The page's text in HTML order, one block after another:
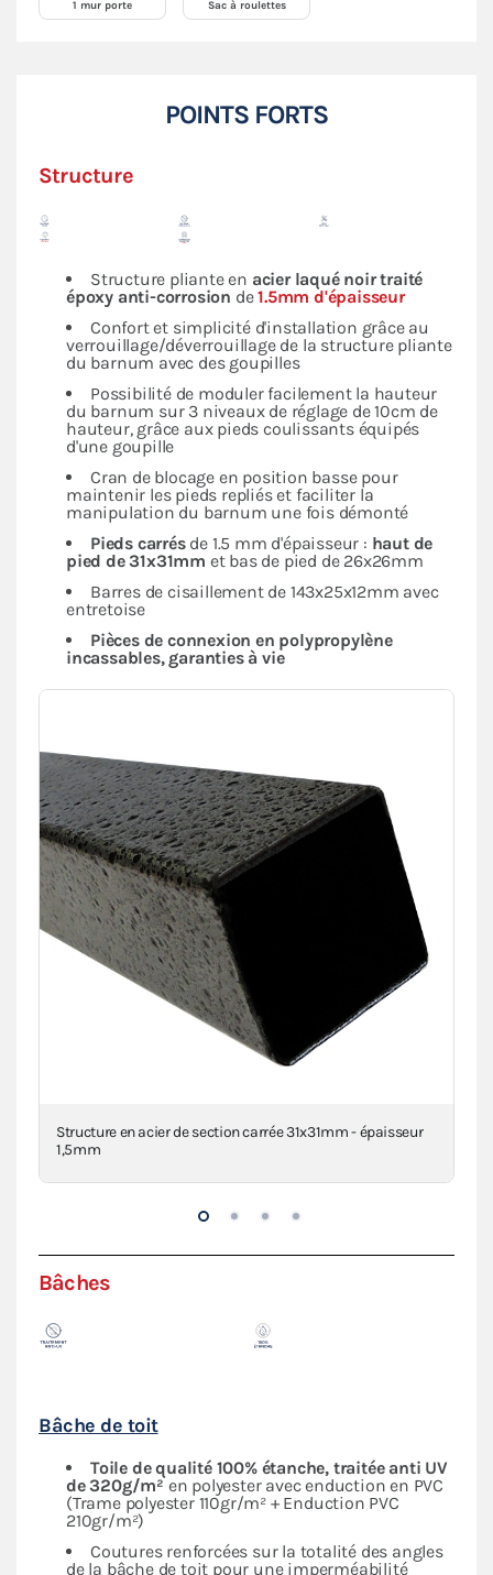
1 mur porte Sac à roulettes
POINTS FORTS
Structure
Structure pliante en acier laqué noir traité
époxy anti-corrosion de1.5mm d'épaisseur
Confort et simplicité d'installation grâce au
verrouillage/déverrouillage de la structure pliante
du barnum avec des goupilles
Possibilité de moduler facilement la hauteur
du barnum sur 3 niveaux de réglage de 10cm de
hauteur, grâce aux pieds coulissants équipés
d'une goupille
Cran de blocage en position basse pour
maintenir les pieds repliés et faciliter la
manipulation du barnum une fois démonté
Pieds carrésde 1.5 mm d'épaisseur : haut de
pied de 31x31mm et bas de pied de 26x26mm
Barres de cisaillement de 143x25x12mm avec
entretoise
Pièces de connexion en polypropylène
incassables, garanties à vie
Structure en acier de section carrée 31x31mm - épaisseur
1,5mm
Bâches
Bâche de toit
Toile de qualité 100% étanche, traitée anti UV
de 320g/m² en polyester avec enduction en PVC
(Trame polyester 110gr/m² + Enduction PVC
210gr/m²)
Coutures renforcées sur la totalité des angles
de la bâche de toit pour une imperméabilité